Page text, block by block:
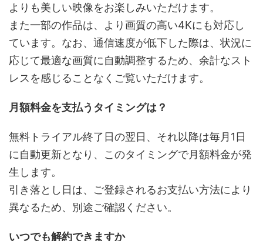
よりも美しい映像をお楽しみいただけます。
また一部の作品は、より画質の高い4Kにも対応し
ています。なお、通信速度が低下した際は、状況に
応じて最適な画質に自動調整するため、余計なスト
レスを感じることなくご覧いただけます。
月額料金を支払うタイミングは？
無料トライアル終了日の翌日、それ以降は毎月1日
に自動更新となり、このタイミングで月額料金が発
生します。
引き落とし日は、ご登録されるお支払い方法により
異なるため、別途ご確認ください。
いつでも解約できますか